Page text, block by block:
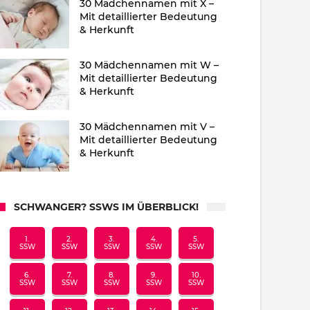
30 Mädchennamen mit X –
Mit detaillierter Bedeutung
& Herkunft
30 Mädchennamen mit W –
Mit detaillierter Bedeutung
& Herkunft
30 Mädchennamen mit V –
Mit detaillierter Bedeutung
& Herkunft
SCHWANGER? SSWS IM ÜBERBLICK!
1.
SSW
2.
SSW
3.
SSW
4.
SSW
5.
SSW
6.
SSW
7.
SSW
8.
SSW
9.
SSW
10.
SSW